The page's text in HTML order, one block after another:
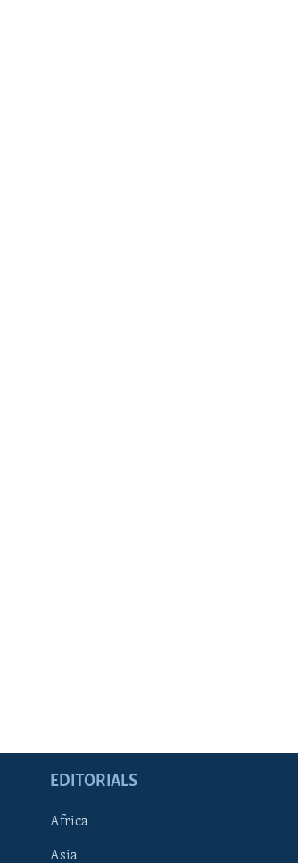
EDITORIALS
Africa
Asia